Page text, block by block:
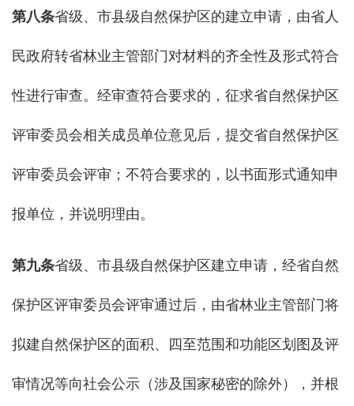
第八条省级、市县级自然保护区的建立申请，由省人
民政府转省林业主管部门对材料的齐全性及形式符合
性进行审查。经审查符合要求的，征求省自然保护区
评审委员会相关成员单位意见后，提交省自然保护区
评审委员会评审；不符合要求的，以书面形式通知申
报单位，并说明理由。
第九条省级、市县级自然保护区建立申请，经省自然
保护区评审委员会评审通过后，由省林业主管部门将
拟建自然保护区的面积、四至范围和功能区划图及评
审情况等向社会公示（涉及国家秘密的除外），并根